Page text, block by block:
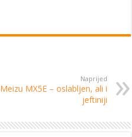
Naprijed
Meizu MX5E – oslabljen, ali i
jeftiniji